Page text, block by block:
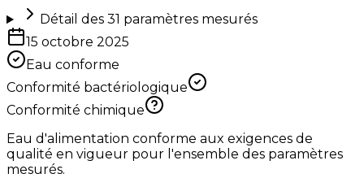
Détail des 31 paramètres mesurés
15 octobre 2025
Eau conforme
Conformité bactériologique
Conformité chimique
Eau d'alimentation conforme aux exigences de
qualité en vigueur pour l'ensemble des paramètres
mesurés.